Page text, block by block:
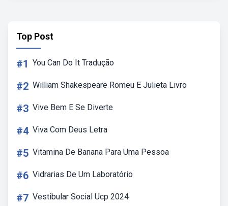
Top Post
#1 You Can Do It Tradução
#2 William Shakespeare Romeu E Julieta Livro
#3 Vive Bem E Se Diverte
#4 Viva Com Deus Letra
#5 Vitamina De Banana Para Uma Pessoa
#6 Vidrarias De Um Laboratório
#7 Vestibular Social Ucp 2024